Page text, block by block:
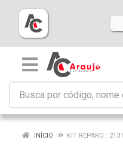
INÍCIO KIT REPARO :